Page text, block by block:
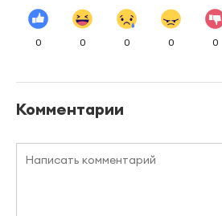
0 0 0 0 0
Комментарии